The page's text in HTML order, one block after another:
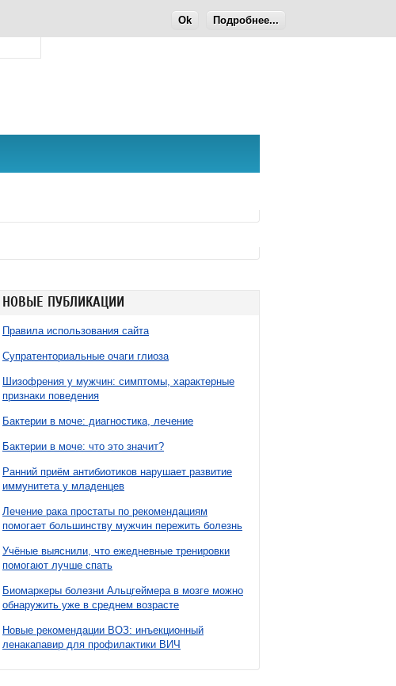
Ok Подробнее...
НОВЫЕ ПУБЛИКАЦИИ
Правила использования сайта
Супратенториальные очаги глиоза
Шизофрения у мужчин: симптомы, характерные
признаки поведения
Бактерии в моче: диагностика, лечение
Бактерии в моче: что это значит?
Ранний приём антибиотиков нарушает развитие
иммунитета у младенцев
Лечение рака простаты по рекомендациям
помогает большинству мужчин пережить болезнь
Учёные выяснили, что ежедневные тренировки
помогают лучше спать
Биомаркеры болезни Альцгеймера в мозге можно
обнаружить уже в среднем возрасте
Новые рекомендации ВОЗ: инъекционный
ленакапавир для профилактики ВИЧ